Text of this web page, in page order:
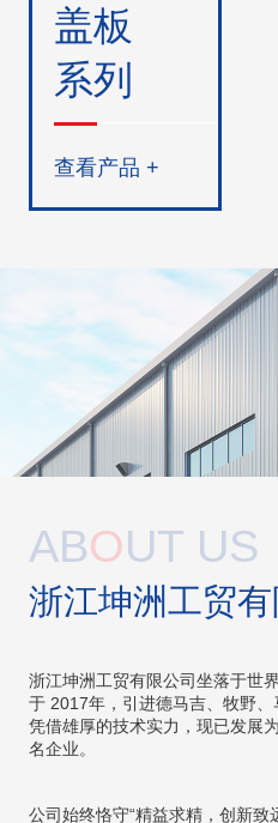
盖板
系列
查看产品 +
ABOUT US
浙江坤洲工贸有
浙江坤洲工贸有限公司坐落于世
于 2017年，引进德马吉、牧野、
凭借雄厚的技术实力，现已发展
名企业。
公司始终恪守“精益求精，创新致